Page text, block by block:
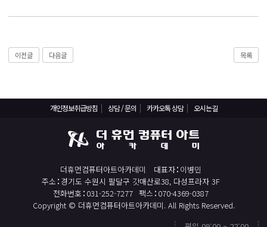
이전글 다음글 목록
개인정보취급방침 상담 / 문의 카카오톡 상담 오시는길
더휴먼컴퓨터아트아카데미 대표자 이병민
주소 경기도 수원시 팔달구 갓매산로38, 다성프라자 3F
전화번호 031-252-7277 팩스 070-4369-0387
Copyright © 더휴먼컴퓨터아트아카데미. All Rights Reserved.
자바(Java)기반 JSP/스프링 웹개발자(정보처리산업기사)(과정평가형)
전산세무회계 자격취득과정[전산회계1급/전산세무2급/FAT1급/TAT2급]
직업상담사 2급 (필기+실기) 자격증 취득과정
일러스트 자격증 취득과정(GTQi 1급)
전산회계 1급 / FAT 1급 자격증 취득과정